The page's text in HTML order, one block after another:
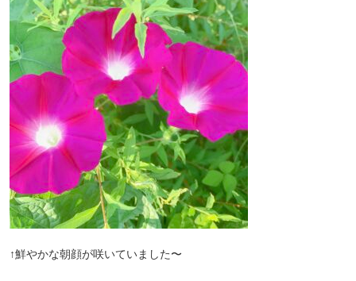
↑鮮やかな朝顔が咲いていました〜